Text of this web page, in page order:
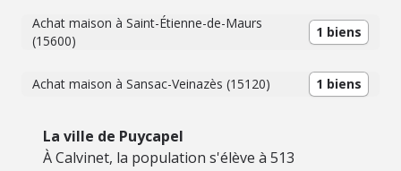
Achat maison à Saint-Étienne-de-Maurs
(15600)
1 biens
Achat maison à Sansac-Veinazès (15120) 1 biens
La ville de Puycapel
À Calvinet, la population s'élève à 513